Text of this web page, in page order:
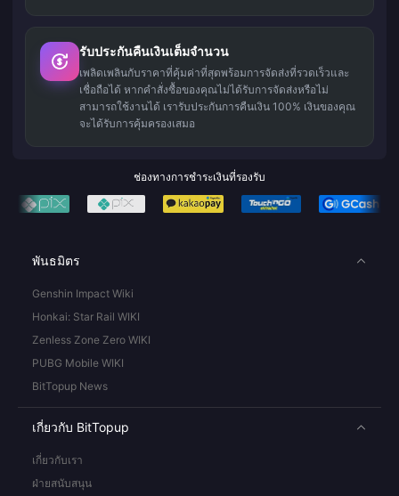
รับประกันคืนเงินเต็มจำนวน
เพลิดเพลินกับราคาที่คุ้มค่าที่สุดพร้อมการจัดส่งที่รวดเร็วและ
เชื่อถือได้ หากคำสั่งซื้อของคุณไม่ได้รับการจัดส่งหรือไม่
สามารถใช้งานได้ เรารับประกันการคืนเงิน 100% เงินของคุณ
จะได้รับการคุ้มครองเสมอ
ช่องทางการชำระเงินที่รองรับ
พันธมิตร
Genshin Impact Wiki
Honkai: Star Rail WIKI
Zenless Zone Zero WIKI
PUBG Mobile WIKI
BitTopup News
เกี่ยวกับ BitTopup
เกี่ยวกับเรา
ฝ่ายสนับสนุน